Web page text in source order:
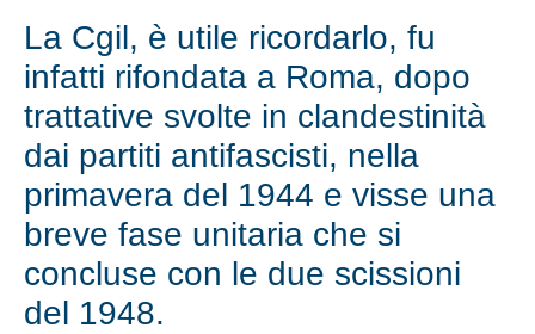
La Cgil, è utile ricordarlo, fu
infatti rifondata a Roma, dopo
trattative svolte in clandestinità
dai partiti antifascisti, nella
primavera del 1944 e visse una
breve fase unitaria che si
concluse con le due scissioni
del 1948.